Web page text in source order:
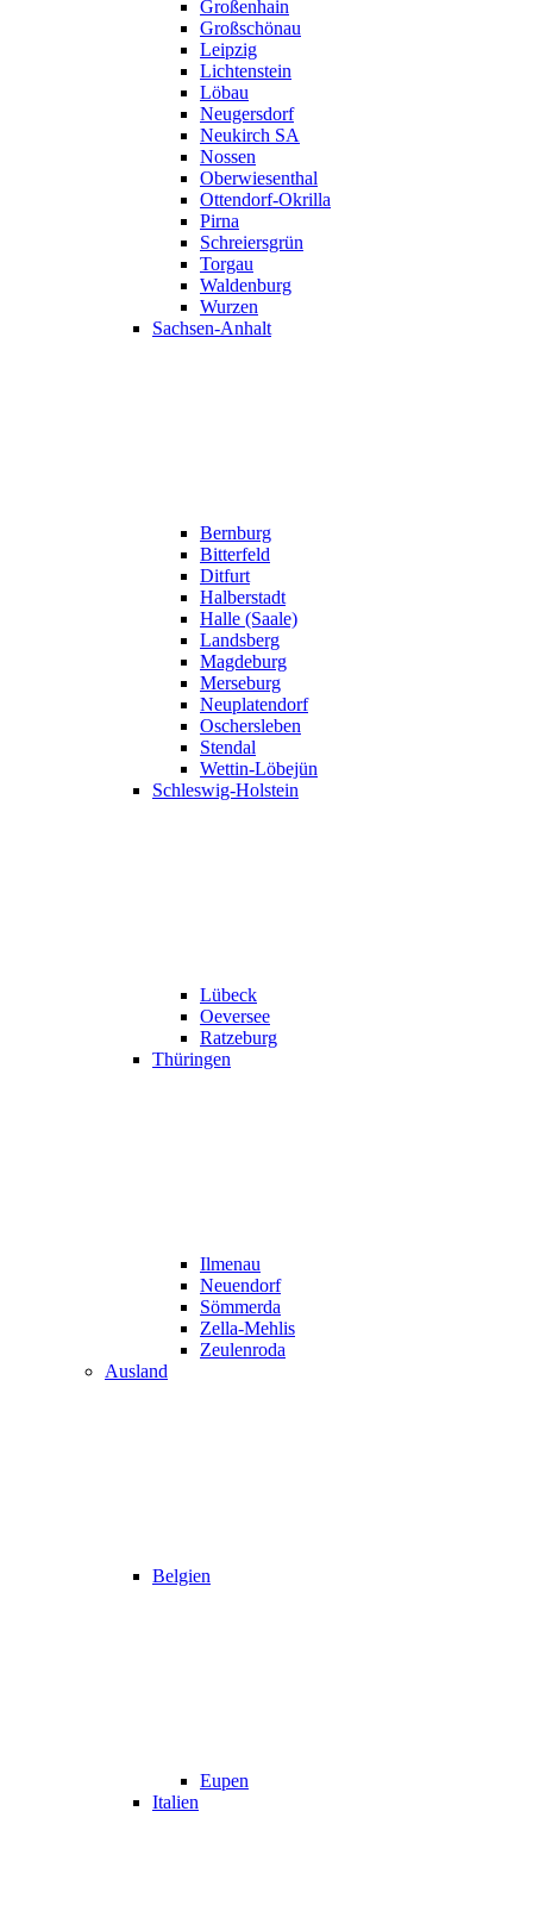
Großenhain
Großschönau
Leipzig
Lichtenstein
Löbau
Neugersdorf
Neukirch SA
Nossen
Oberwiesenthal
Ottendorf-Okrilla
Pirna
Schreiersgrün
Torgau
Waldenburg
Wurzen
Sachsen-Anhalt
Bernburg
Bitterfeld
Ditfurt
Halberstadt
Halle (Saale)
Landsberg
Magdeburg
Merseburg
Neuplatendorf
Oschersleben
Stendal
Wettin-Löbejün
Schleswig-Holstein
Lübeck
Oeversee
Ratzeburg
Thüringen
Ilmenau
Neuendorf
Sömmerda
Zella-Mehlis
Zeulenroda
Ausland
Belgien
Eupen
Italien